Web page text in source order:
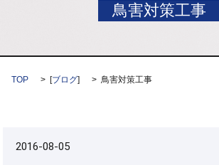
鳥害対策工事
TOP [ブログ] 鳥害対策工事
2016-08-05